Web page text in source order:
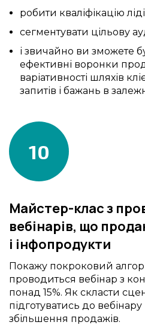
робити кваліфікацію
сегментувати цільову
і звичайно ви зможете
ефективні воронки
варіативності шляхів
запитів і бажань в
10
Майстер-клас з
вебінарів, що
і інфопродукти
Покажу покроковий
проводиться вебінар з
понад 15%. Як скласти
підготуватись до
збільшення продажів.